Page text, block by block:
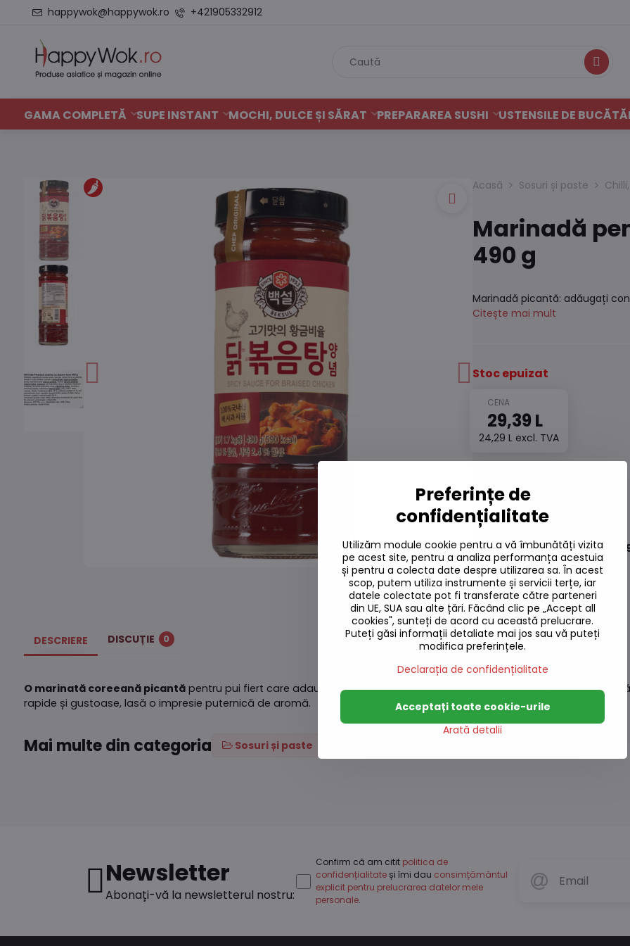
happywok@happywok.ro +421905332912
Caută
GAMA COMPLETĂ SUPE INSTANT MOCHI, DULCE ȘI SĂRAT PREPARAREA SUSHI USTENSILE DE
Acasă Sosuri și paste
Marinadă
490 g
Marinadă picantă: adăugați
Citește mai mult
Stoc epuizat
29,39 L
24,29 L excl. TVA
Adaugă la favorite
Adăugați la listă
Watchdog
Număr depozit:
DESCRIERE DISCUȚIE 0
O marinată coreeană picantăpentru pui fiert care adaugă oaromă bogată și savuroasăfelului de mâncare.
rapide și gustoase, lasă o impresie puternică de aromă.
Mai multe din categoria Sosuri și paste
Newsletter
Abonați-vă la newsletterul nostru:
Confirm că am citit politica de
confidențialitateși îmi dau consimțământul
explicit pentru prelucrarea datelor mele
personale.
Preferințe de
confidențialitate
Utilizăm module cookie pentru a vă îmbunătăți vizita
pe acest site, pentru a analiza performanța acestuia
și pentru a colecta date despre utilizarea sa. În acest
scop, putem utiliza instrumente și servicii terțe, iar
datele colectate pot fi transferate către parteneri
din UE, SUA sau alte țări. Făcând clic pe „Accept all
cookies", sunteți de acord cu această prelucrare.
Puteți găsi informații detaliate mai jos sau vă puteți
modifica preferințele.
Declarația de confidențialitate
Arată detalii
Acceptați toate cookie-urile